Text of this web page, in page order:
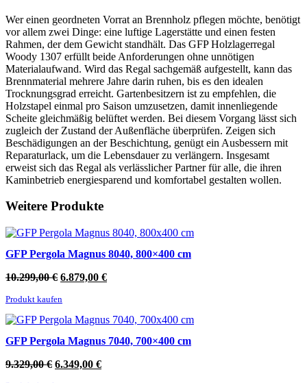
Wer einen geordneten Vorrat an Brennholz pflegen möchte, benötigt
vor allem zwei Dinge: eine luftige Lagerstätte und einen festen
Rahmen, der dem Gewicht standhält. Das GFP Holzlagerregal
Woody 1307 erfüllt beide Anforderungen ohne unnötigen
Materialaufwand. Wird das Regal sachgemäß aufgestellt, kann das
Brennmaterial mehrere Jahre darin ruhen, bis es den idealen
Trocknungsgrad erreicht. Gartenbesitzern ist zu empfehlen, die
Holzstapel einmal pro Saison umzusetzen, damit innenliegende
Scheite gleichmäßig belüftet werden. Bei diesem Vorgang lässt sich
zugleich der Zustand der Außenfläche überprüfen. Zeigen sich
Beschädigungen an der Beschichtung, genügt ein Ausbessern mit
Reparaturlack, um die Lebensdauer zu verlängern. Insgesamt
erweist sich das Regal als verlässlicher Partner für alle, die ihren
Kaminbetrieb energiesparend und komfortabel gestalten wollen.
Weitere Produkte
GFP Pergola Magnus 8040, 800×400 cm
10.299,00€ Ursprünglicher
war:
10.299,00 €
6.879,00 €Aktueller
6.879,00 €.
Produkt kaufen
GFP Pergola Magnus 7040, 700×400 cm
9.329,00€ Ursprünglicher
6.349,00 €Aktueller